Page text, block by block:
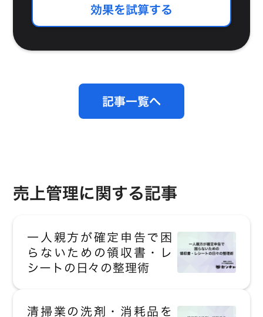
効果を試算する
記事一覧へ
売上管理に関する記事
一人親方が確定申告で困
らないための領収書・レ
シートの日々の整理術
清掃業の洗剤・消耗品を